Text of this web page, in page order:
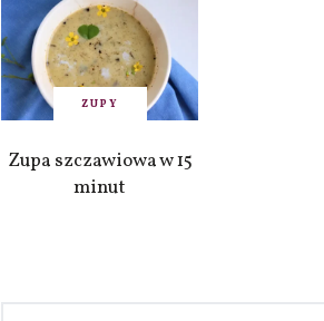
ZUPY
Zupa szczawiowa w 15
minut